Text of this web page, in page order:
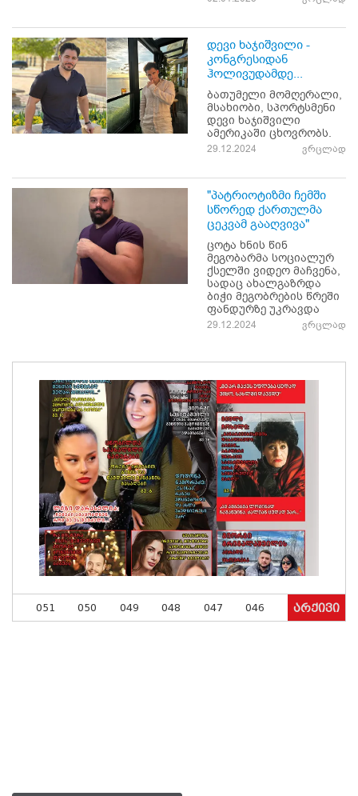
დევი ხაჯიშვილი -
კონგრესიდან
ჰოლივუდამდე...
ბათუმელი მომღერალი,
მსახიობი, სპორტსმენი
დევი ხაჯიშვილი
ამერიკაში ცხოვრობს.
29.12.2024 ვრცლად
"პატრიოტიზმი ჩემში
სწორედ ქართულმა
ცეკვამ გააღვივა"
ცოტა ხნის წინ
მეგობარმა სოციალურ
ქსელში ვიდეო მაჩვენა,
სადაც ახალგაზრდა
ბიჭი მეგობრების წრეში
ფანდურზე უკრავდა
29.12.2024 ვრცლად
051 050 049 048 047 046 არქივი